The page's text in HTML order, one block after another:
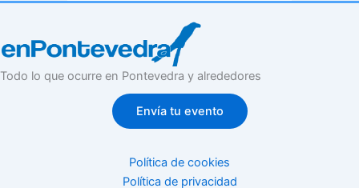
Todo lo que ocurre en Pontevedra y alrededores
Envía tu evento
Política de cookies
Política de privacidad